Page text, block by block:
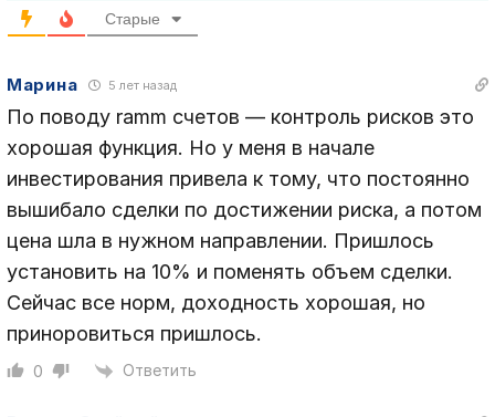
Старые
Марина 5 лет назад
По поводу ramm счетов — контроль рисков это
хорошая функция. Но у меня в начале
инвестирования привела к тому, что постоянно
вышибало сделки по достижении риска, а потом
цена шла в нужном направлении. Пришлось
установить на 10% и поменять объем сделки.
Сейчас все норм, доходность хорошая, но
приноровиться пришлось.
0 Ответить